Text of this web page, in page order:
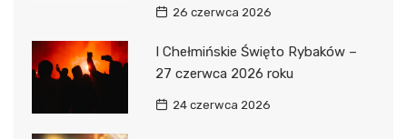
26 czerwca 2026
I Chełmińskie Święto Rybaków –
27 czerwca 2026 roku
24 czerwca 2026